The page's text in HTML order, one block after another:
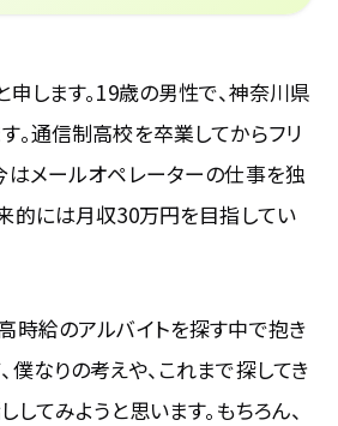
申します。19歳の男性で、神奈川県
。通信制高校を卒業してからフリ
はメールオペレーターの仕事を独
的には月収30万円を目指してい
時給のアルバイトを探す中で抱き
僕なりの考えや、これまで探してき
てみようと思います。もちろん、